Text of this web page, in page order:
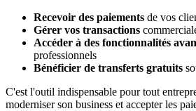
Recevoir des paiements de vos
Gérer vos transactions
Accéder à des fonctionnalités
professionnels
Bénéficier de transferts gratuits
C'est l'outil indispensable pour tout
moderniser son business et accepter les